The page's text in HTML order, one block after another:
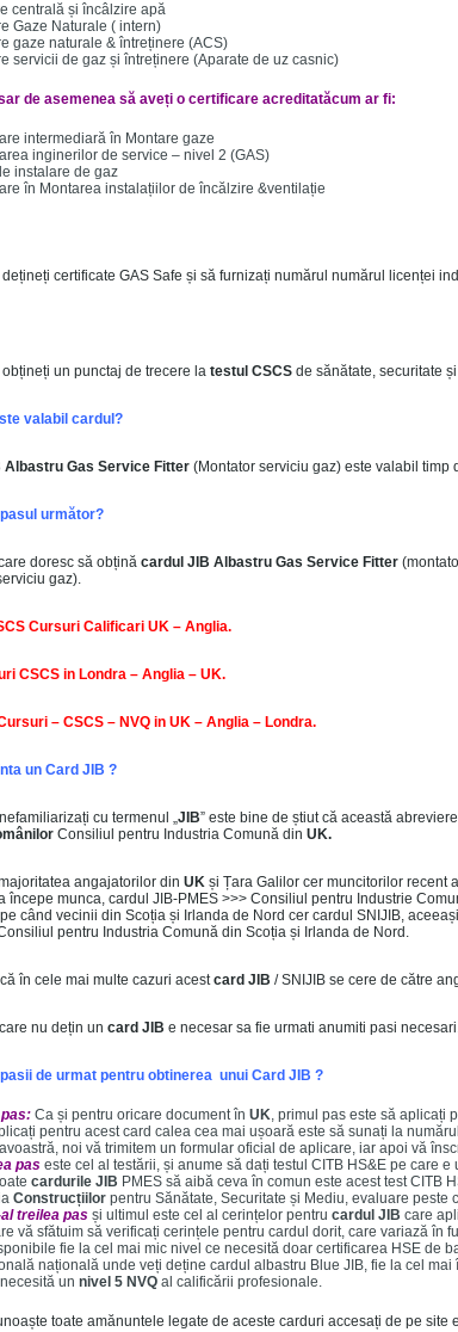
centrală și încâlzire apă
Gaze Naturale ( intern)
gaze naturale & întreținere (ACS)
servicii de gaz și întreținere (Aparate de uz casnic)
de asemenea să aveți o certificare acreditatăcum ar fi:
intermediară în Montare gaze
inginerilor de service – nivel 2 (GAS)
instalare de gaz
în Montarea instalațiilor de încălzire &ventilație
certificate GAS Safe și să furnizați numărul numărul licenței
un punctaj de trecere la testul CSCS de sănătate, securitate
valabil cardul?
Albastru Gas Service Fitter (Montator serviciu gaz) este valabil
următor?
doresc să obțină cardul JIB Albastru Gas Service Fitter
gaz).
Cursuri Calificari UK – Anglia.
CSCS in Londra – Anglia – UK.
– CSCS – NVQ in UK – Anglia – Londra.
un Card JIB ?
cu termenul „JIB” este bine de știut că această
Consiliul pentru Industria Comună din UK.
angajatorilor din UK și Țara Galilor cer muncitorilor recent
începe munca, cardul JIB-PMES >>> Consiliul pentru Industrie
când vecinii din Scoția și Irlanda de Nord cer cardul SNIJIB,
pentru Industria Comună din Scoția și Irlanda de Nord.
în cele mai multe cazuri acestcard JIB / SNIJIB se cere de către
nu dețin un card JIB e necesar sa fie urmati anumiti pasi
de urmat pentru obtinerea unui Card JIB ?
Ca și pentru oricare document în UK, primul pas este să aplicați
pentru acest card calea cea mai ușoară este să sunați la
noi vă trimitem un formular oficial de aplicare, iar apoi vă
pas este cel al testării, și anume să dați testul CITB HS&E pe care
cardurile JIB PMES să aibă ceva în comun este acest test CITB
Construcțiilor pentru Sănătate, Securitate și Mediu, evaluare peste
treilea pas și ultimul este cel al cerințelor pentru cardul JIB care
vă sfătuim să verificați cerințele pentru cardul dorit, care variază în
fie la cel mai mic nivel ce necesită doar certificarea HSE de
națională unde veți deține cardul albastru Blue JIB, fie la cel mai
un nivel 5 NVQ al calificării profesionale.
toate amănuntele legate de aceste carduri accesați de pe